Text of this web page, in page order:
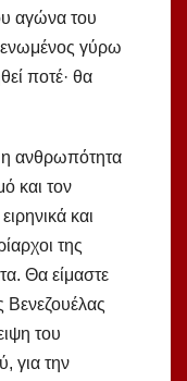
αγώνα του
γύρω
ποτέ· θα
ανθρωπότητα
και τον
και
της
Θα είμαστε
Βενεζουέλας
του
για την